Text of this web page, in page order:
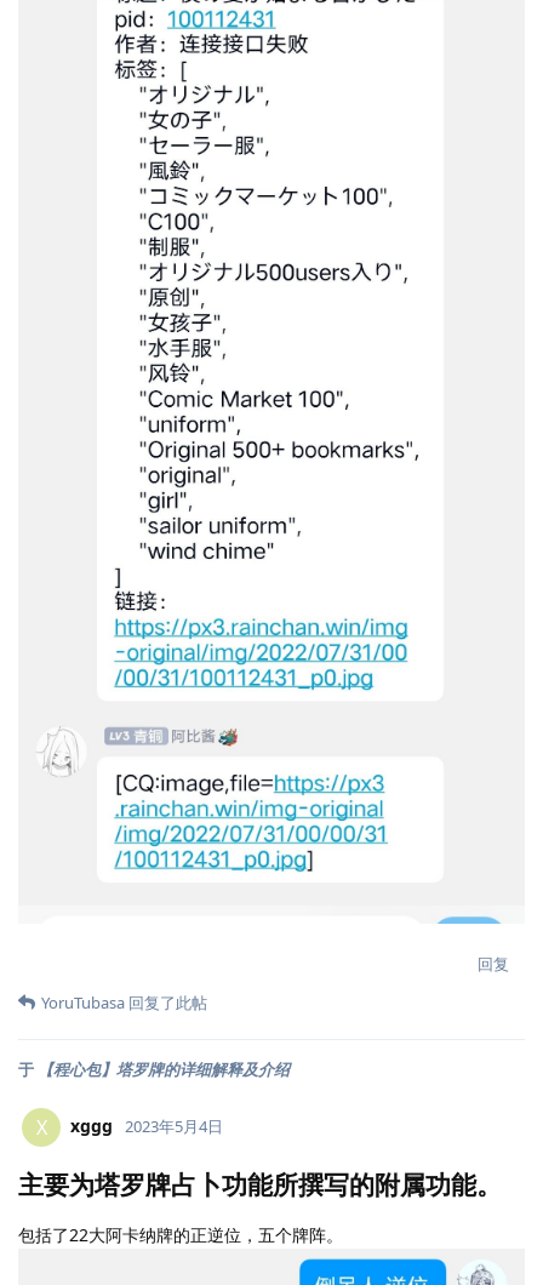
回复
YoruTubasa 回复了此帖
于 【程心包】塔罗牌的详细解释及介绍
X xggg 2023年5月4日
主要为塔罗牌占卜功能所撰写的附属功能。
包括了22大阿卡纳牌的正逆位，五个牌阵。